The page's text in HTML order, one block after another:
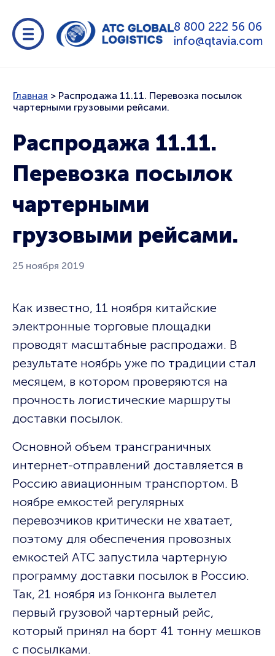
8 800 222 56 06
info@qtavia.com
Главная > Распродажа 11.11. Перевозка посылок
чартерными грузовыми рейсами.
Распродажа 11.11.
Перевозка посылок
чартерными
грузовыми рейсами.
25 ноября 2019
Как известно, 11 ноября китайские
электронные торговые площадки
проводят масштабные распродажи. В
результате ноябрь уже по традиции стал
месяцем, в котором проверяются на
прочность логистические маршруты
доставки посылок.
Основной объем трансграничных
интернет-отправлений доставляется в
Росcию авиационным транспортом. В
ноябре емкостей регулярных
перевозчиков критически не хватает,
поэтому для обеспечения провозных
емкостей АТС запустила чартерную
программу доставки посылок в Россию.
Так, 21 ноября из Гонконга вылетел
первый грузовой чартерный рейс,
который принял на борт 41 тонну мешков
с посылками.